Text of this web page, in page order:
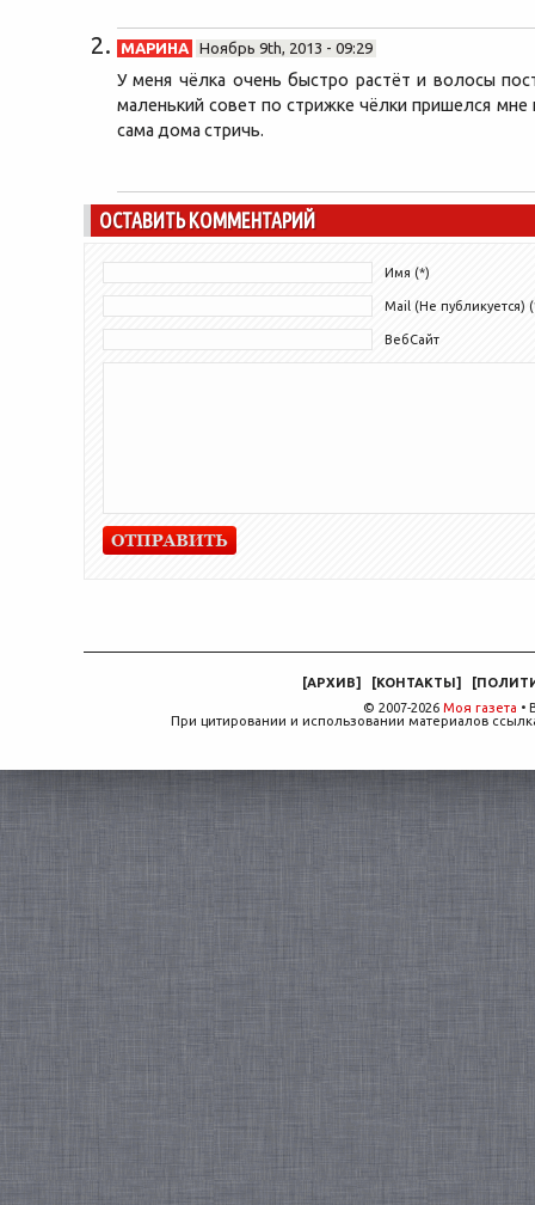
МАРИНА Ноябрь 9th, 2013 - 09:29
У меня чёлка очень быстро растёт и волосы
маленький совет по стрижке чёлки пришелся
сама дома стричь.
ОСТАВИТЬ КОММЕНТАРИЙ
Имя (*)
Mail (Не публикуется)
ВебСайт
[АРХИВ] [КОНТАКТЫ] [
© 2007-2026 Моя газета •
При цитировании и использовании материалов